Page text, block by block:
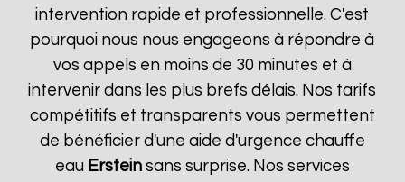
intervention rapide et professionnelle. C'est
pourquoi nous nous engageons à répondre à
vos appels en moins de 30 minutes et à
intervenir dans les plus brefs délais. Nos tarifs
compétitifs et transparents vous permettent
de bénéficier d'une aide d'urgence chauffe
eau Ersteinsans surprise. Nos services